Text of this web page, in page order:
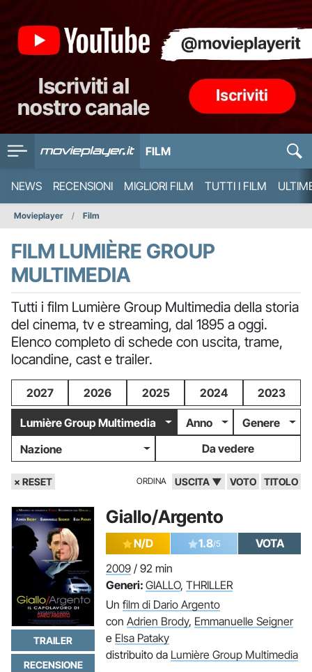
FILM
NEWS RECENSIONI MIGLIORI FILM TUTTI I FILM
Movieplayer Film
FILM LUMIÈRE GROUP
MULTIMEDIA
Tutti i film Lumière Group Multimedia della storia
del cinema, tv e streaming, dal 1895 a oggi.
Elenco completo di schede con uscita, trame,
locandine, cast e trailer.
2027 2026 2025 2024 2023
Lumière Group Multimedia Anno
Genere
Nazione
Da vedere
× RESET ORDINA USCITA ▼ VOTO TITOLO
Giallo/Argento
TRAILER
RECENSIONE
N/D 1.8/5
VOTA
2009 / 92 min
Generi: GIALLO, THRILLER
Un film di Dario Argento
con Adrien Brody, Emmanuelle Seigner
e Elsa Pataky
distribuito da Lumière Group Multimedia